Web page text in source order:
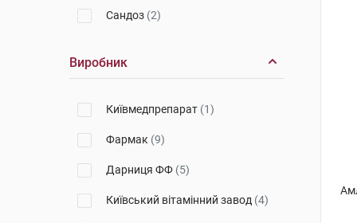
Сандоз (2)
Виробник
Київмедпрепарат (1)
Фармак (9)
Дарниця ФФ (5)
Київський вітамінний завод (4)